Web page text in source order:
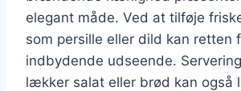
elegant måde. Ved at tilføje
som persille eller dild kan retten
indbydende udseende.
lækker salat eller brød kan også